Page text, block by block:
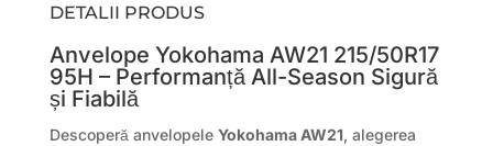
DETALII PRODUS
Anvelope Yokohama AW21 215/50R17
95H – Performanță All-Season Sigură
și Fiabilă
Descoperă anvelopele Yokohama AW21, alegerea